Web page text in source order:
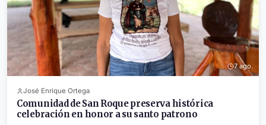
7 ago.
José Enrique Ortega
Comunidad de San Roque preserva histórica
celebración en honor a su santo patrono